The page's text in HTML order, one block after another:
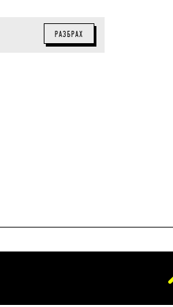
РАЗБРАХ